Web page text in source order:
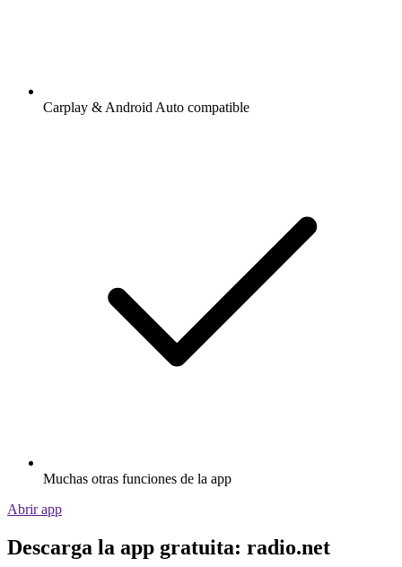
Carplay & Android Auto compatible
Muchas otras funciones de la app
Abrir app
Descarga la app gratuita: radio.net